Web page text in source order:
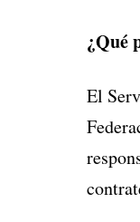
¿Qué
El